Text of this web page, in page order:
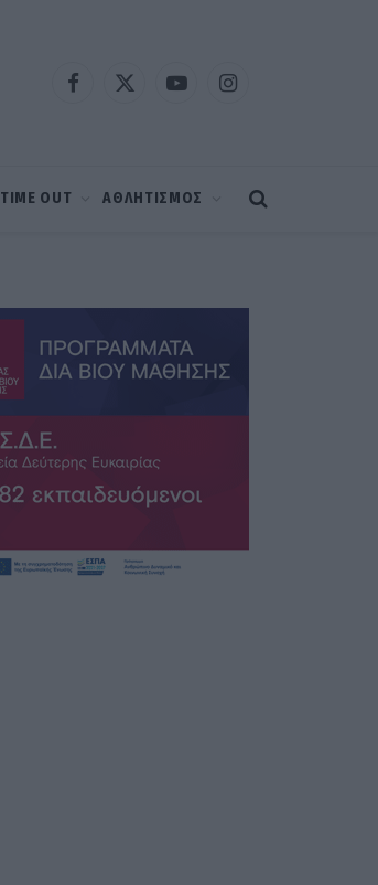
Facebook
X
YouTubeInstagram
TIME OUT ΑΘΛΗΤΙΣΜΟΣ